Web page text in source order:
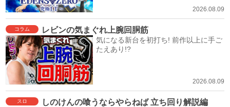
2026.08.09
コラム レビンの気まぐれ上腕回胴筋
気になる新台を初打ち! 前作以上に手ご
たえあり!?
2026.08.09
スロ しのけんの喰うならやらねば 立ち回り解説編